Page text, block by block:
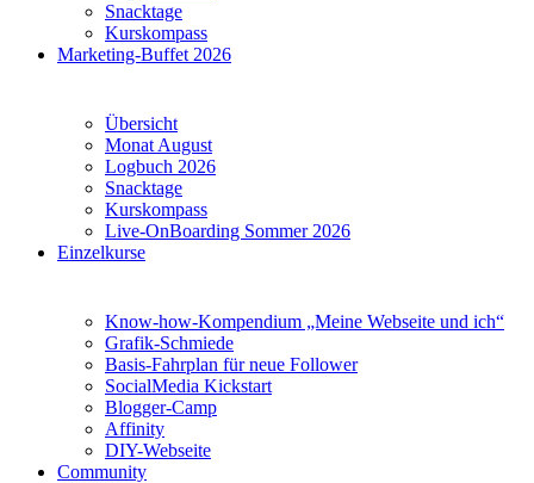
Snacktage
Kurskompass
Marketing-Buffet 2026
Übersicht
Monat August
Logbuch 2026
Snacktage
Kurskompass
Live-OnBoarding Sommer 2026
Einzelkurse
Know-how-Kompendium „Meine Webseite und ich“
Grafik-Schmiede
Basis-Fahrplan für neue Follower
SocialMedia Kickstart
Blogger-Camp
Affinity
DIY-Webseite
Community